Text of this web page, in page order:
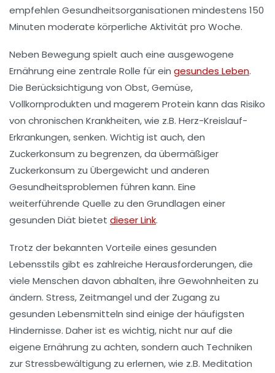
empfehlen Gesundheitsorganisationen mindestens 150
Minuten moderate körperliche Aktivität pro Woche.
Neben Bewegung spielt auch eine ausgewogene
Ernährung eine zentrale Rolle für ein gesundes Leben.
Die Berücksichtigung von Obst, Gemüse,
Vollkornprodukten und magerem Protein kann das Risiko
von chronischen Krankheiten, wie z.B. Herz-Kreislauf-
Erkrankungen, senken. Wichtig ist auch, den
Zuckerkonsum zu begrenzen, da übermäßiger
Zuckerkonsum zu Übergewicht und anderen
Gesundheitsproblemen führen kann. Eine
weiterführende Quelle zu den Grundlagen einer
gesunden Diät bietet dieser Link.
Trotz der bekannten Vorteile eines gesunden
Lebensstils gibt es zahlreiche Herausforderungen, die
viele Menschen davon abhalten, ihre Gewohnheiten zu
ändern. Stress, Zeitmangel und der Zugang zu
gesunden Lebensmitteln sind einige der häufigsten
Hindernisse. Daher ist es wichtig, nicht nur auf die
eigene Ernährung zu achten, sondern auch Techniken
zurStressbewältigung zu erlernen, wie z.B. Meditation